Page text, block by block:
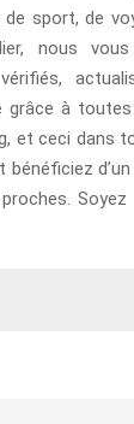
sport, de
nous
grâce à
et ceci dans
Soyez